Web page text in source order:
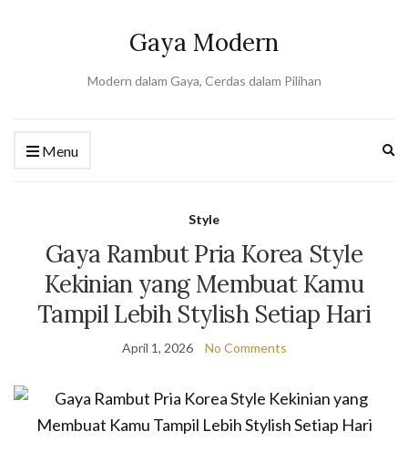
Gaya Modern
Modern dalam Gaya, Cerdas dalam Pilihan
Menu
Style
Gaya Rambut Pria Korea Style
Kekinian yang Membuat Kamu
Tampil Lebih Stylish Setiap Hari
April 1, 2026 No Comments